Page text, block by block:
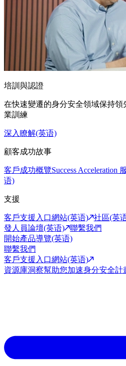
培訓與認證
在快速變遷的身分安全領域保持
業訓練
深入瞭解(英语)
顧客成功故事
客戶成功概覽Success Acceleration
语)
支援
客戶支援入口網站(英语) 社區(英
發人員論壇(英语)
聯繫我們
開始產品導覽(英语)
聯繫我們
客戶支援入口網站(英语)
資源庫洞察幫助您加速身分安全計